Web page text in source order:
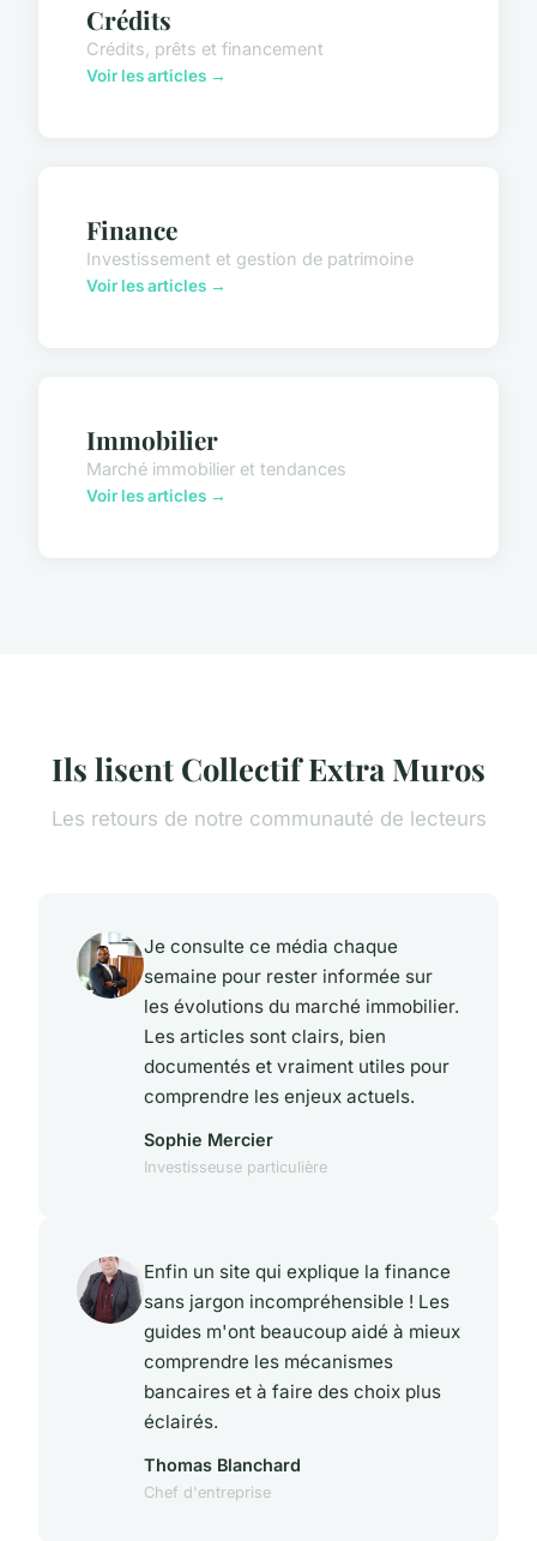
Crédits
Crédits, prêts et financement
Voir les articles →
Finance
Investissement et gestion de patrimoine
Voir les articles →
Immobilier
Marché immobilier et tendances
Voir les articles →
Ils lisent Collectif Extra Muros
Les retours de notre communauté de lecteurs
Je consulte ce média chaque
semaine pour rester informée sur
les évolutions du marché immobilier.
Les articles sont clairs, bien
documentés et vraiment utiles pour
comprendre les enjeux actuels.
Sophie Mercier
Investisseuse particulière
Enfin un site qui explique la finance
sans jargon incompréhensible ! Les
guides m'ont beaucoup aidé à mieux
comprendre les mécanismes
bancaires et à faire des choix plus
éclairés.
Thomas Blanchard
Chef d'entreprise